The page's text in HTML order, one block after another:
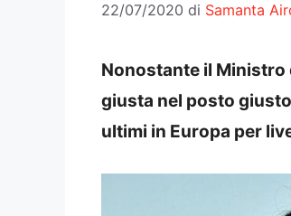
22/07/2020 di Samanta
Nonostante il Ministro
giusta nel posto
ultimi in Europa per